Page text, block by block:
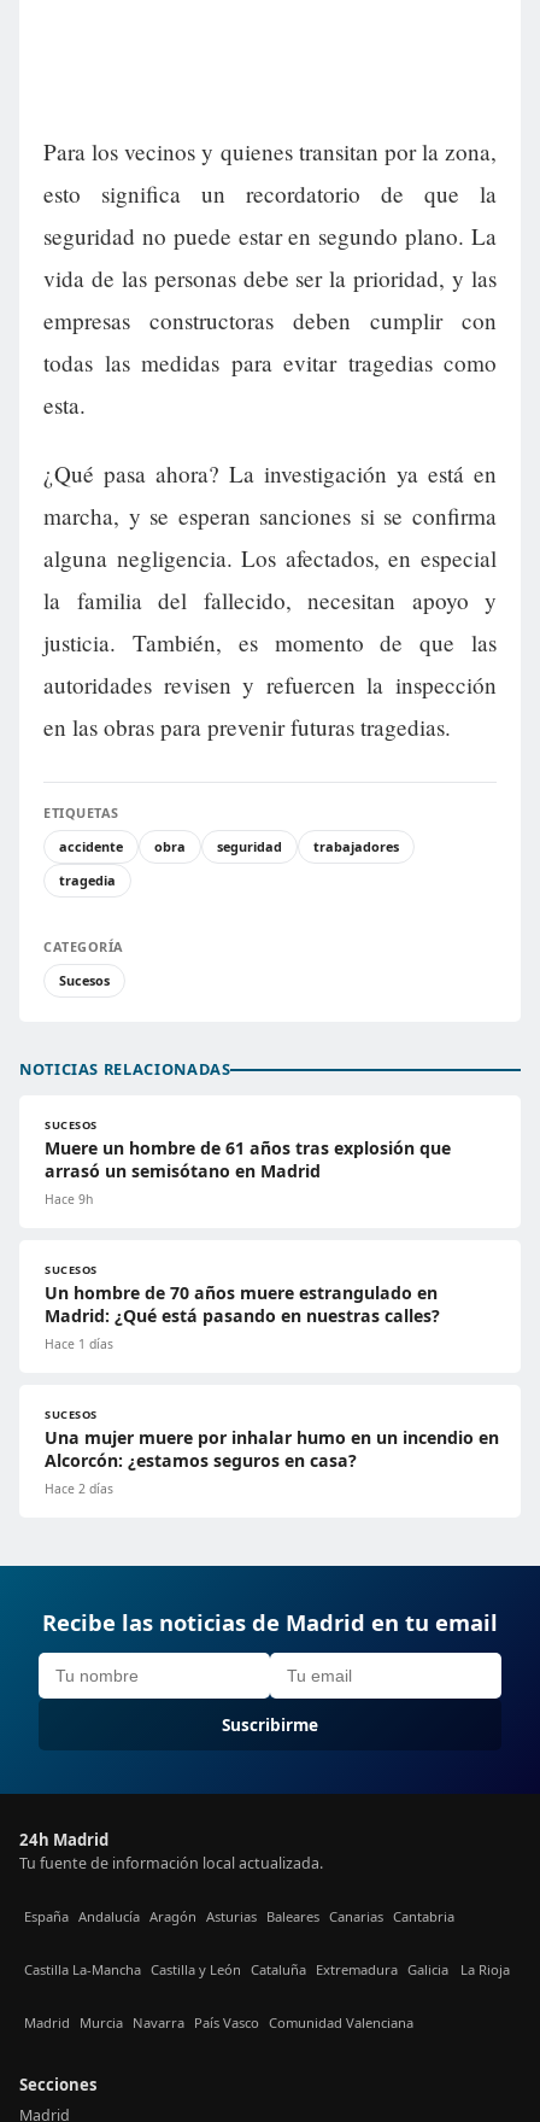
Para los vecinos y quienes transitan por la zona,
esto significa un recordatorio de que la
seguridad no puede estar en segundo plano. La
vida de las personas debe ser la prioridad, y las
empresas constructoras deben cumplir con
todas las medidas para evitar tragedias como
esta.
¿Qué pasa ahora? La investigación ya está en
marcha, y se esperan sanciones si se confirma
alguna negligencia. Los afectados, en especial
la familia del fallecido, necesitan apoyo y
justicia. También, es momento de que las
autoridades revisen y refuercen la inspección
en las obras para prevenir futuras tragedias.
ETIQUETAS
accidente
obra seguridad
trabajadores
tragedia
CATEGORÍA
Sucesos
NOTICIAS RELACIONADAS
SUCESOS
Muere un hombre de 61 años tras explosión que
arrasó un semisótano en Madrid
Hace 9h
SUCESOS
Un hombre de 70 años muere estrangulado en
Madrid: ¿Qué está pasando en nuestras calles?
Hace 1 días
SUCESOS
Una mujer muere por inhalar humo en un incendio en
Alcorcón: ¿estamos seguros en casa?
Hace 2 días
Recibe las noticias de Madrid en tu email
Suscribirme
24h Madrid
Tu fuente de información local actualizada.
España Andalucía Aragón Asturias Baleares Canarias Cantabria
Castilla La-Mancha Castilla y León Cataluña Extremadura Galicia La Rioja
Madrid Murcia Navarra País Vasco Comunidad Valenciana
Secciones
Madrid